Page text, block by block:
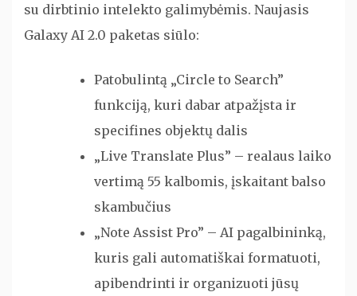
su dirbtinio intelekto galimybėmis. Naujasis
Galaxy AI 2.0 paketas siūlo:
Patobulintą „Circle to Search”
funkciją, kuri dabar atpažįsta ir
specifines objektų dalis
„Live Translate Plus” – realaus laiko
vertimą 55 kalbomis, įskaitant balso
skambučius
„Note Assist Pro” – AI pagalbininką,
kuris gali automatiškai formatuoti,
apibendrinti ir organizuoti jūsų